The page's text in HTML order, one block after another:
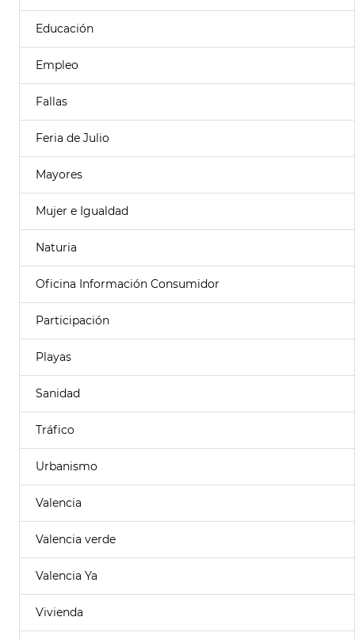
Educación
Empleo
Fallas
Feria de Julio
Mayores
Mujer e Igualdad
Naturia
Oficina Información Consumidor
Participación
Playas
Sanidad
Tráfico
Urbanismo
Valencia
Valencia verde
Valencia Ya
Vivienda